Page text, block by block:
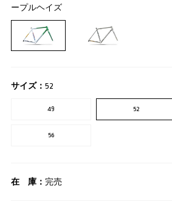
ープルヘイズ
サイズ： 52
49 52
56
在 庫： 完売